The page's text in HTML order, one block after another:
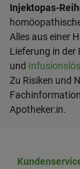
Injektopas-
Alles aus einer
Lieferung in der
und
Zu Risiken und
Apotheker:in.